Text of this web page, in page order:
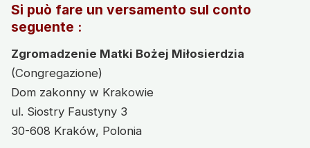
Si può fare un versamento sul conto
seguente :
Zgromadzenie Matki Bożej Miłosierdzia
(Congregazione)
Dom zakonny w Krakowie
ul. Siostry Faustyny 3
30-608 Kraków, Polonia